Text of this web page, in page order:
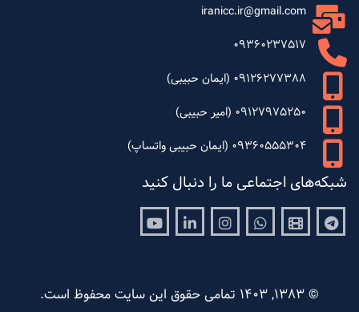
iranicc.ir@gmail.com
09360237517
09126277388 (ایمان حبیبی)
09127975250 (امیر حبیبی)
09360555304 (ایمان حبیبی واتساپ)
شبکه‌های اجتماعی ما را دنبال کنید
Telegram
Aparat
Whatsapp
Instagram
Linkedin
Youtube
© 1383, 1403 تمامی حقوق این سایت محفوظ است.